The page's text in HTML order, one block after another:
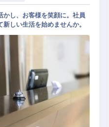
フ ※英語対応人材向
かし、お客様を笑顔に。社員
しい生活を始めませんか。